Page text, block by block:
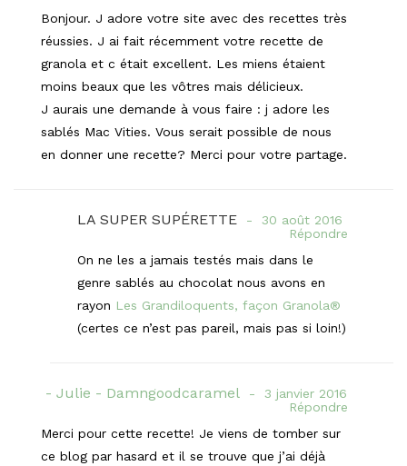
Bonjour. J adore votre site avec des recettes très
réussies. J ai fait récemment votre recette de
granola et c était excellent. Les miens étaient
moins beaux que les vôtres mais délicieux.
J aurais une demande à vous faire : j adore les
sablés Mac Vities. Vous serait possible de nous
en donner une recette? Merci pour votre partage.
LA SUPER SUPÉRETTE
30 août 2016
Répondre
On ne les a jamais testés mais dans le
genre sablés au chocolat nous avons en
rayon Les Grandiloquents, façon Granola®
(certes ce n’est pas pareil, mais pas si loin!)
Julie - Damngoodcaramel
3 janvier 2016
Répondre
Merci pour cette recette! Je viens de tomber sur
ce blog par hasard et il se trouve que j’ai déjà